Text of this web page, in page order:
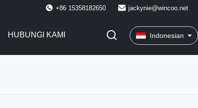
+86 15358182650 jackynie@wincoo.net
HUBUNGI KAMI Indonesian